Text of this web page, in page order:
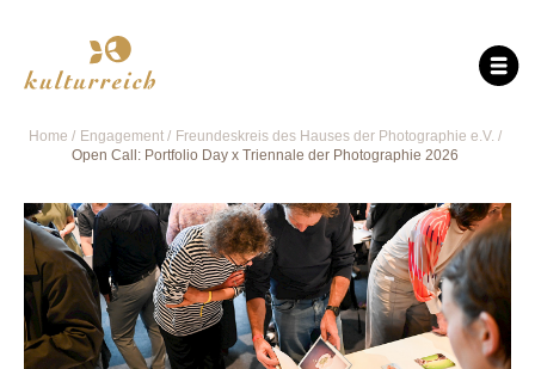
Home Engagement
Freundeskreis des Hauses der Photographie e.V.
Open Call: Portfolio Day x Triennale der Photographie 2026